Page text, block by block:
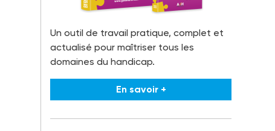
Un outil de travail pratique, complet et
actualisé pour maîtriser tous les
domaines du handicap.
En savoir +